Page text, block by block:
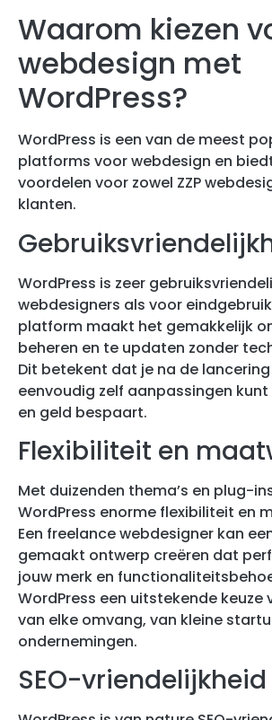
Waarom kiezen
webdesign met
WordPress?
WordPress is een van de meest
platforms voor webdesign en
voordelen voor zowel ZZP
klanten.
WordPress is zeer
webdesigners als voor
platform maakt het gemakkelijk
beheren en te updaten zonder
Dit betekent dat je na de
eenvoudig zelf aanpassingen
en geld bespaart.
Flexibiliteit en
Met duizenden thema’s en plug-
WordPress enorme flexibiliteit en
Een freelance webdesigner kan
gemaakt ontwerp creëren dat
jouw merk en
WordPress een uitstekende keuze
van elke omvang, van kleine
ondernemingen.
SEO-vriendelijkheid